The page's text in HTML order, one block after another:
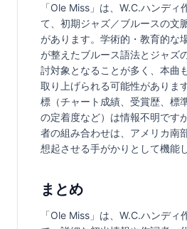
「Ole Miss」は、W.C.ハンディ
て、初期ジャズ／ブルースの文
があります。学術的・教育的な
が整えたブルース語法とジャズ
討対象となることが多く、本曲
取り上げられる可能性がありま
標（チャート成績、受賞歴、標
の定着度など）は情報不明です
者の組み合わせは、アメリカ南
想起させる手がかりとして機能
まとめ
「Ole Miss」は、W.C.ハンディ